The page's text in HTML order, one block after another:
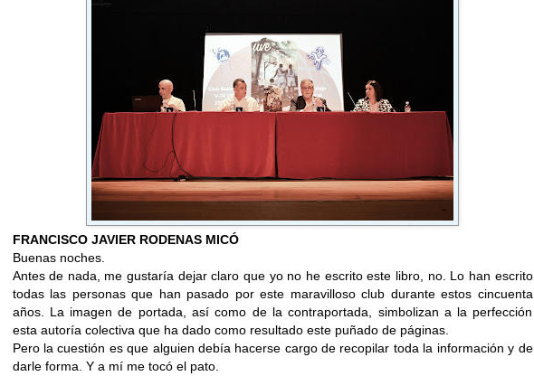
FRANCISCO JAVIER RODENAS MICÓ
Buenas noches.
Antes de nada, me gustaría dejar claro que yo no he escrito este libro, no. Lo han escrito
todas las personas que han pasado por este maravilloso club durante estos cincuenta
años. La imagen de portada, así como de la contraportada, simbolizan a la perfección
esta autoría colectiva que ha dado como resultado este puñado de páginas.
Pero la cuestión es que alguien debía hacerse cargo de recopilar toda la información y de
darle forma. Y a mí me tocó el pato.